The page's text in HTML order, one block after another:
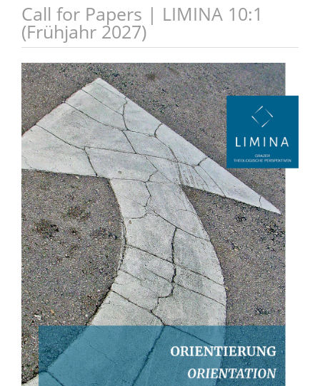
Call for Papers | LIMINA 10:1
(Frühjahr 2027)
Artikel-
Sidebar